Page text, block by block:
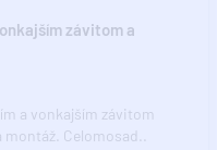
závitom a
a vonkajším závitom
Celomosad..